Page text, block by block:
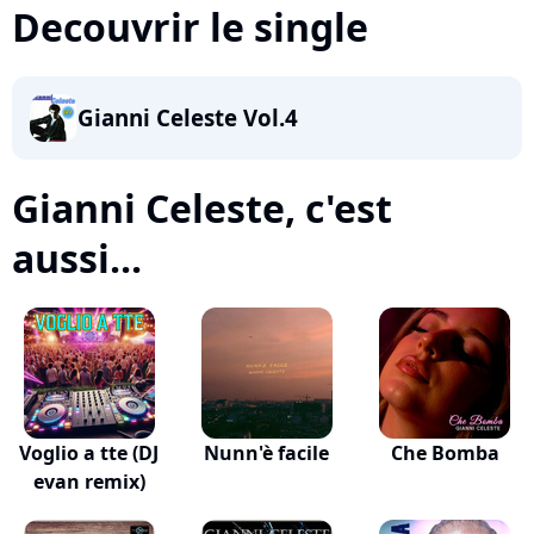
Decouvrir le single
Gianni Celeste Vol.4
Gianni Celeste, c'est
aussi...
Voglio a tte (DJ
evan remix)
Nunn'è facile Che Bomba